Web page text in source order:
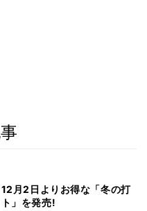
月2日よりお得な「冬の打
」を発売!